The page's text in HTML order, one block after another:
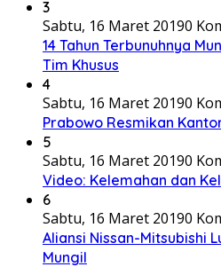
3
Sabtu, 16 Maret 20190
14 Tahun Terbunuhnya
Tim Khusus
4
Sabtu, 16 Maret 20190
Prabowo Resmikan
5
Sabtu, 16 Maret 20190
Video: Kelemahan dan
6
Sabtu, 16 Maret 20190
Aliansi Nissan-Mitsubishi
Mungil